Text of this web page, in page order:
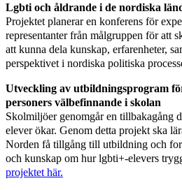
Lgbti och åldrande i de nordiska
Projektet planerar en konferens för
representanter från målgruppen för att
att kunna dela kunskap, erfarenheter,
perspektivet i nordiska politiska
Utveckling av utbildningsprogram
personers välbefinnande i skolan
Skolmiljöer genomgår en tillbakagång
elever ökar. Genom detta projekt ska
Norden få tillgång till utbildning och
och kunskap om hur lgbti+-elevers
projektet här.